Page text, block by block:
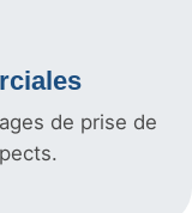
de prise de